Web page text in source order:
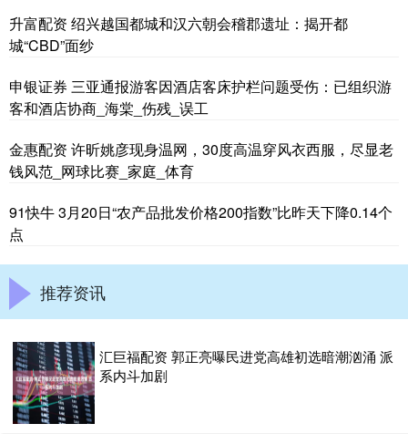
升富配资 绍兴越国都城和汉六朝会稽郡遗址：揭开都
城“CBD”面纱
申银证券 三亚通报游客因酒店客床护栏问题受伤：已组织游
客和酒店协商_海棠_伤残_误工
金惠配资 许昕姚彦现身温网，30度高温穿风衣西服，尽显老
钱风范_网球比赛_家庭_体育
91快牛 3月20日“农产品批发价格200指数”比昨天下降0.14个
点
推荐资讯
汇巨福配资 郭正亮曝民进党高雄初选暗潮汹涌 派
系内斗加剧